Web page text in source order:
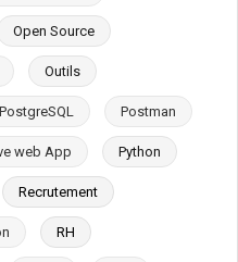
Open Source
Outils
PostgreSQL Postman
web App Python
Recrutement
RH